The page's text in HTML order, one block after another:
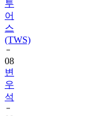
스
(TWS)
08
변
우
석
09
세